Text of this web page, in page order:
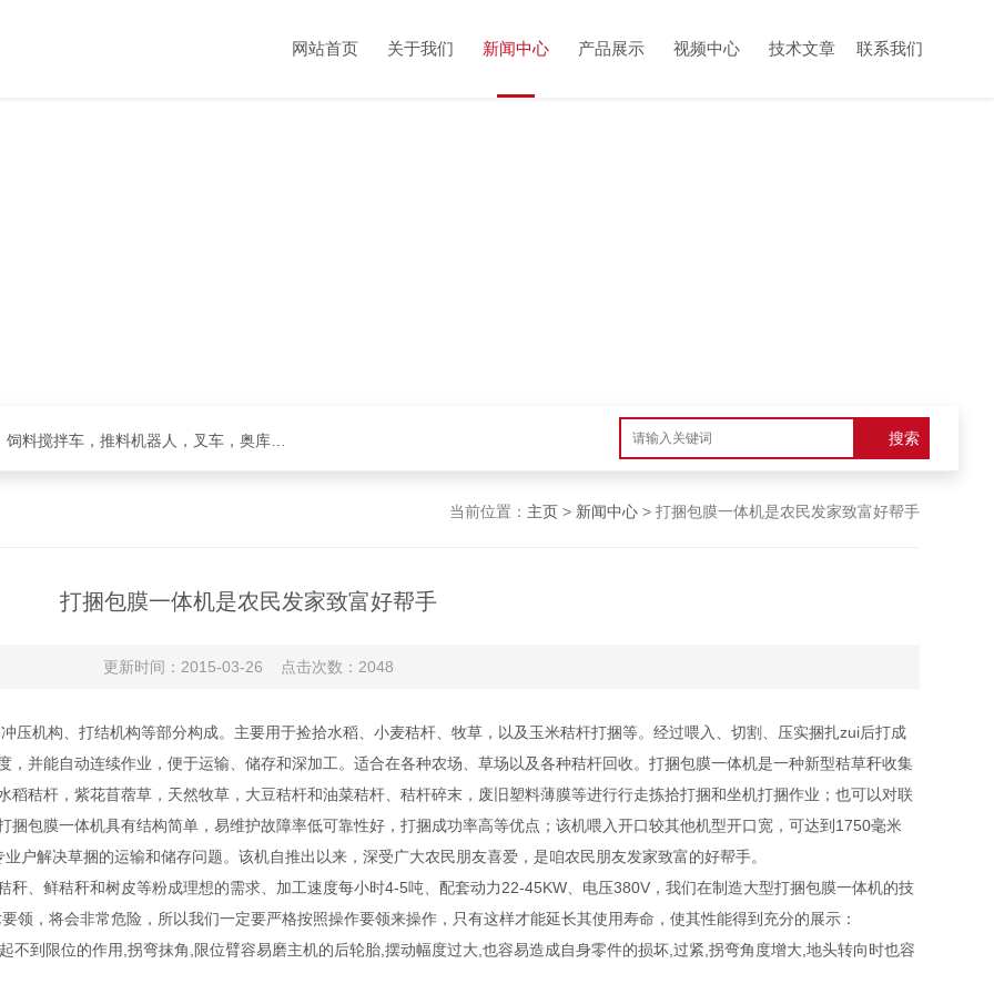
网站首页 关于我们 新闻中心 产品展示 视频中心 技术文章 联系我们
克拉斯全系，收割机，青储机，拖拉机，方包裹包机，饲料搅拌车，推料机器人，叉车，奥库裹包机 搜索
当前位置： 主页> 新闻中心> 打捆包膜一体机是农民发家致富好帮手
打捆包膜一体机是农民发家致富好帮手
更新时间：2015-03-26 点击次数：2048
压机构、打结机构等部分构成。主要用于捡拾水稻、小麦秸杆、牧草，以及玉米秸杆打捆等。经过喂入、切割、压实捆扎zui后打成
并能自动连续作业，便于运输、储存和深加工。适合在各种农场、草场以及各种秸杆回收。打捆包膜一体机是一种新型秸草秆收集
秸杆，紫花苜蓿草，天然牧草，大豆秸杆和油菜秸杆、秸杆碎末，废旧塑料薄膜等进行行走拣拾打捆和坐机打捆作业；也可以对联
包膜一体机具有结构简单，易维护故障率低可靠性好，打捆成功率高等优点；该机喂入开口较其他机型开口宽，可达到1750毫米
户解决草捆的运输和储存问题。该机自推出以来，深受广大农民朋友喜爱，是咱农民朋友发家致富的好帮手。
鲜秸秆和树皮等粉成理想的需求、加工速度每小时4-5吨、配套动力22-45KW、电压380V，我们在制造大型打捆包膜一体机的技
领，将会非常危险，所以我们一定要严格按照操作要领来操作，只有这样才能延长其使用寿命，使其性能得到充分的展示：
限位的作用,拐弯抹角,限位臂容易磨主机的后轮胎,摆动幅度过大,也容易造成自身零件的损坏,过紧,拐弯角度增大,地头转向时也容